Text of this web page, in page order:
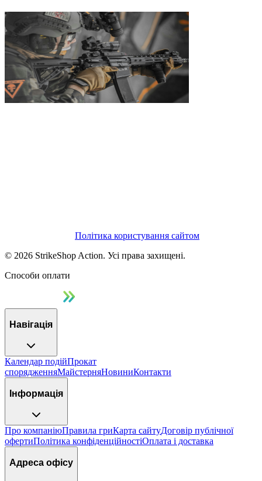
Політика користування сайтом
© 2026 StrikeShop Action. Усі права захищені.
Способи оплати
Навігація
Календар подійПрокат
спорядженняМайстерняНовиниКонтакти
Інформація
Про компаніюПравила гриКарта сайтуДоговір публічної
офертиПолітика конфіденційностіОплата і доставка
Адреса офісу